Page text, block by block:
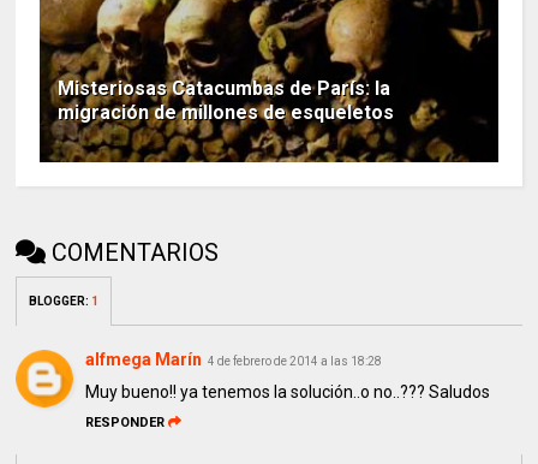
Misteriosas Catacumbas de París: la
migración de millones de esqueletos
COMENTARIOS
BLOGGER: 1
alfmega Marín 4 de febrero de 2014 a las 18:28
Muy bueno!! ya tenemos la solución..o no..??? Saludos
RESPONDER